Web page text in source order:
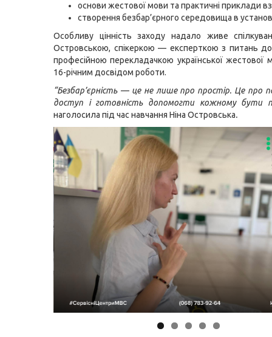
основи жестової мови та практичні приклади
створення безбар’єрного середовища в
Особливу цінність заходу надало живе
Островською, спікеркою — експерткою з питань
професійною перекладачкою української жестової
16-річним досвідом роботи.
“Безбар’єрність — це не лише про простір. Це про
доступ і готовність допомогти кожному бути
наголосила під час навчання Ніна Островська.